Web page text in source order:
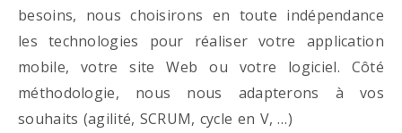
besoins, nous choisirons en toute indépendance
les technologies pour réaliser votre application
mobile, votre site Web ou votre logiciel. Côté
méthodologie, nous nous adapterons à vos
souhaits (agilité, SCRUM, cycle en V, …)